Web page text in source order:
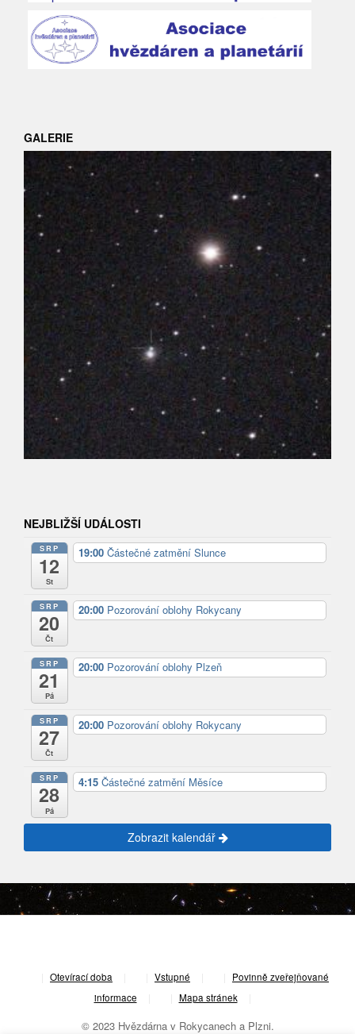
GALERIE
NEJBLIŽŠÍ UDÁLOSTI
SRP
12
St
19:00 Částečné zatmění Slunce
SRP
20
Čt
20:00 Pozorování oblohy Rokycany
SRP
21
Pá
20:00 Pozorování oblohy Plzeň
SRP
27
Čt
20:00 Pozorování oblohy Rokycany
SRP
28
Pá
4:15 Částečné zatmění Měsíce
Zobrazit kalendář
Otevírací doba Vstupné
Povinně zveřejňované
informace
Mapa stránek
© 2023 Hvězdárna v Rokycanech a Plzni.